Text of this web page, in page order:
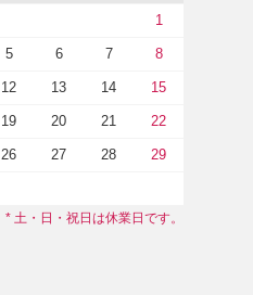
1
5 6 7 8
12 13 14 15
19 20 21 22
26 27 28 29
* 土・日・祝日は休業日です。